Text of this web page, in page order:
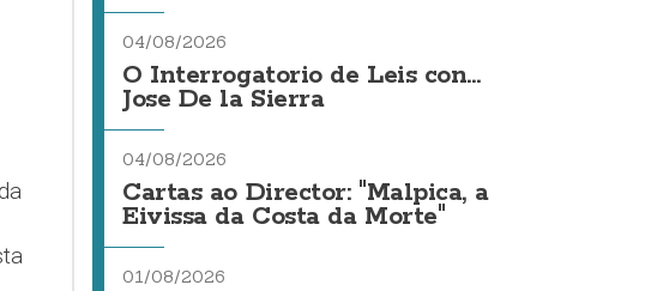
04/08/2026
O Interrogatorio de Leis con...
Jose De la Sierra
04/08/2026
Cartas ao Director: "Malpica, a
Eivissa da Costa da Morte"
01/08/2026